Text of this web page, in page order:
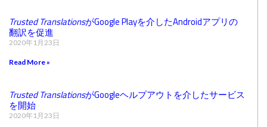
Trusted TranslationsがGoogle Playを介したAndroidアプリの
翻訳を促進
2020年1月23日
Read More »
Trusted TranslationsがGoogleヘルプアウトを介したサービス
を開始
2020年1月23日